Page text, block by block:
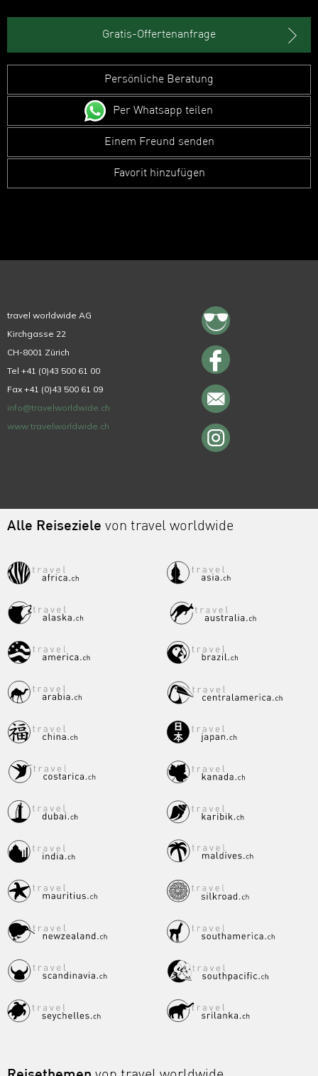
Gratis-Offertenanfrage
Persönliche Beratung
Per Whatsapp teilen
Einem Freund senden
Favorit hinzufügen
travel worldwide AG
Kirchgasse 22
CH-8001 Zürich
Tel +41 (0)43 500 61 00
Fax +41 (0)43 500 61 09
info@travelworldwide.ch
www.travelworldwide.ch
Alle Reiseziele von travel worldwide